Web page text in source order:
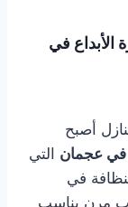
في
أصبح
في عجمان التي
في
مرن يناسب